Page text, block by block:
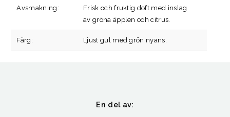
Avsmakning:
Frisk och fruktig doft med inslag
av gröna äpplen och citrus.
Färg: Ljust gul med grön nyans.
En del av: